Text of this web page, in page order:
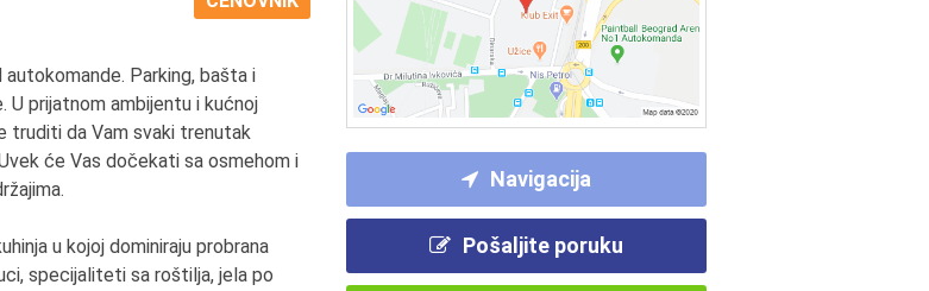
Navigacija
Pošaljite poruku
Parking, bašta i
U prijatnom ambijentu i kućnoj
truditi da Vam svaki trenutak
će Vas dočekati sa osmehom i
u kojoj dominiraju probrana
specijaliteti sa roštilja, jela po